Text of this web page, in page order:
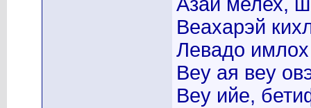
Веахарэй
Левадо
Веу ая веу
Веу ийе,